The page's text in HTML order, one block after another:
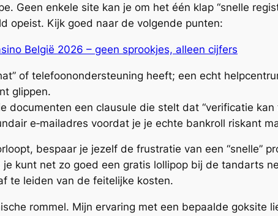
Geen enkele site kan je om het één klap “snelle
opeist. Kijk goed naar de volgende punten:
België 2026 – geen sprookjes, alleen cijfers
of telefoonondersteuning heeft; een echt
glippen.
documenten een clausule die stelt dat “verificatie kan
e‑mailadres voordat je je echte bankroll riskant
bespaar je jezelf de frustratie van een “snelle”
kunt net zo goed een gratis lollipop bij de tandarts
te leiden van de feitelijke kosten.
rommel. Mijn ervaring met een bepaalde goksite